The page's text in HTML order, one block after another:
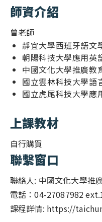
義大利
保加利亞
賽普勒斯
杜拜
新加坡
泰國
馬來西亞
菲律賓
日本
台灣
義大利概述
保加利亞概述
杜拜概述
泰國概述
馬來西亞概述
菲律賓概述
日本概述
台灣概述
師資介紹
曾老師
靜宜大學西班牙語文
朝陽科技大學應用英
中國文化大學推廣教
國立雲林科技大學語
國立虎尾科技大學應
上課教材
自行購買
聯繫窗口
聯絡人: 中國文化大學推
電話：04-27087982
課程詳情: https://